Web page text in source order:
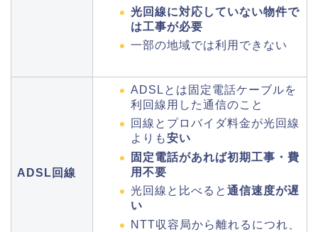
光回線に対応していない物件で
は工事が必要
一部の地域では利用できない
ADSL回線
ADSLとは固定電話ケーブルを
利回線用した通信のこと
回線とプロバイダ料金が光回線
よりも安い
固定電話があれば初期工事・費
用不要
光回線と比べると 通信速度が遅
い
NTT収容局から離れるにつれ、